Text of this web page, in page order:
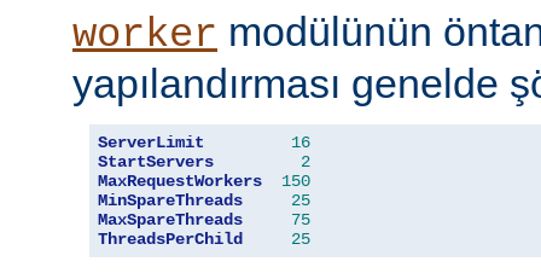
worker modülünün
yapılandırması genelde
ServerLimit
16
StartServers
2
MaxRequestWorkers
150
MinSpareThreads
25
MaxSpareThreads
75
ThreadsPerChild
25